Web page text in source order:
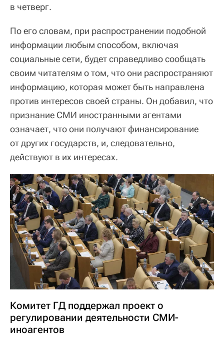
в четверг.
По его словам, при распространении подобной
информации любым способом, включая
социальные сети, будет справедливо сообщать
своим читателям о том, что они распространяют
информацию, которая может быть направлена
против интересов своей страны. Он добавил, что
признание СМИ иностранными агентами
означает, что они получают финансирование
от других государств, и, следовательно,
действуют в их интересах.
Комитет ГД поддержал проект о
регулировании деятельности СМИ-
иноагентов